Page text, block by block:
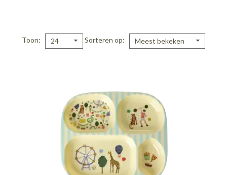
Toon 24 Sorteren op Meest bekeken